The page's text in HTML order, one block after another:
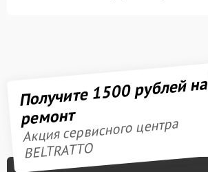
Получите 1500 рублей на
ремонт
Акция сервисного центра
BELTRATTO